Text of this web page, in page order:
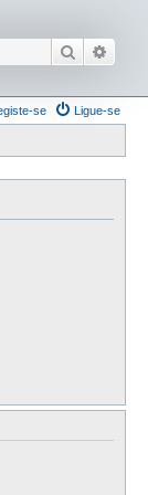
Pesquisar
Ligue-se
se